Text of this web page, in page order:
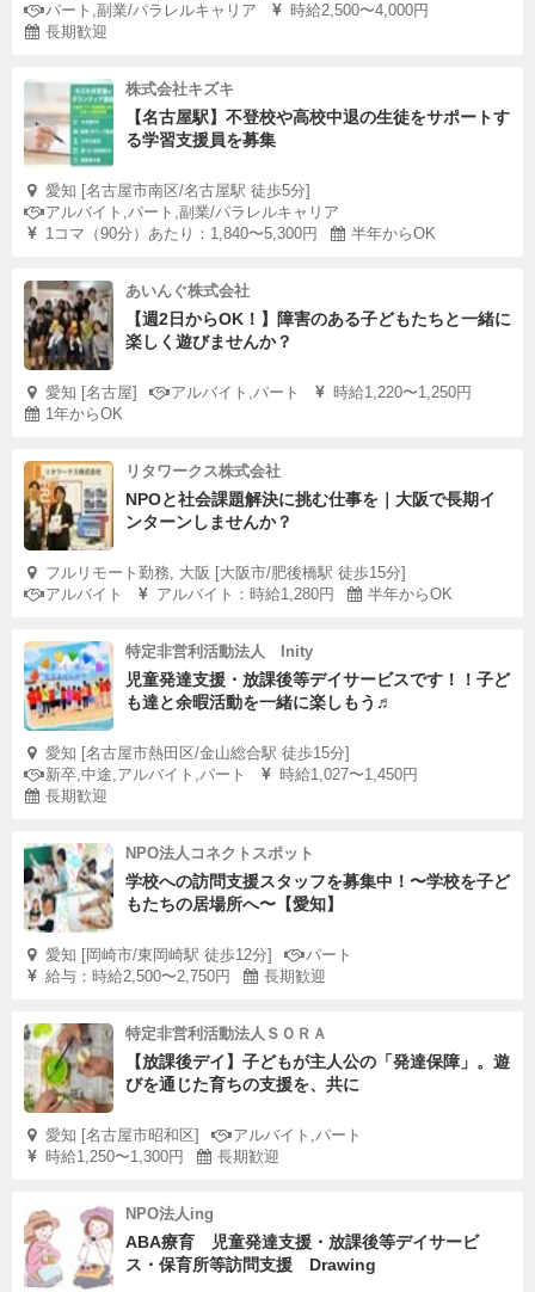
パート,副業/パラレルキャリア
時給2,500〜4,000円
長期歓迎
株式会社キズキ
【名古屋駅】不登校や高校中退の生徒をサポートす
る学習支援員を募集
愛知 [名古屋市南区/名古屋駅 徒歩5分]
アルバイト,パート,副業/パラレルキャリア
1コマ（90分）あたり：1,840〜5,300円
半年からOK
あいんぐ株式会社
【週2日からOK！】障害のある子どもたちと一緒に
楽しく遊びませんか？
愛知 [名古屋] アルバイト,パート
時給1,220〜1,250円
1年からOK
リタワークス株式会社
NPOと社会課題解決に挑む仕事を｜大阪で長期イ
ンターンしませんか？
フルリモート勤務, 大阪 [大阪市/肥後橋駅 徒歩15分]
アルバイト
アルバイト：時給1,280円 半年からOK
特定非営利活動法人 Inity
児童発達支援・放課後等デイサービスです！！子ど
も達と余暇活動を一緒に楽しもう♬
愛知 [名古屋市熱田区/金山総合駅 徒歩15分]
新卒,中途,アルバイト,パート
時給1,027〜1,450円
長期歓迎
NPO法人コネクトスポット
学校への訪問支援スタッフを募集中！〜学校を子ど
もたちの居場所へ〜【愛知】
愛知 [岡崎市/東岡崎駅 徒歩12分]
パート
給与：時給2,500〜2,750円
長期歓迎
特定非営利活動法人ＳＯＲＡ
【放課後デイ】子どもが主人公の「発達保障」。遊
びを通じた育ちの支援を、共に
愛知 [名古屋市昭和区]
アルバイト,パート
時給1,250〜1,300円
長期歓迎
NPO法人ing
ABA療育 児童発達支援・放課後等デイサービ
ス・保育所等訪問支援 Drawing